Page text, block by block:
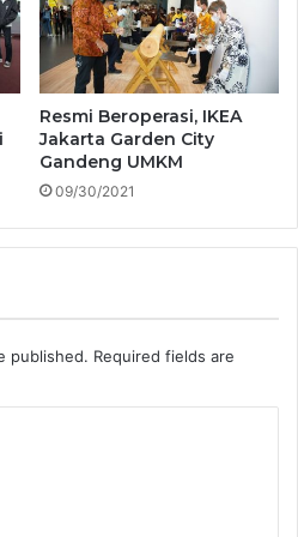
Resmi Beroperasi, IKEA
Jakarta Garden City
Gandeng UMKM
09/30/2021
published. Required fields are